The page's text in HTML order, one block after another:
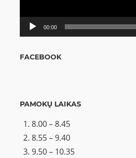
00:00
FACEBOOK
PAMOKŲ LAIKAS
8.00 – 8.45
8.55 – 9.40
9.50 – 10.35